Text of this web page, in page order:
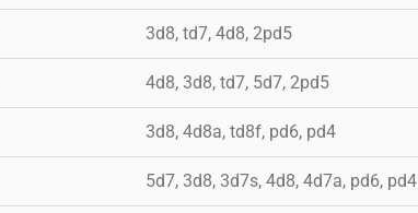
3d8, td7, 4d8, 2pd5
4d8, 3d8, td7, 5d7, 2pd5
3d8, 4d8a, td8f, pd6, pd4
5d7, 3d8, 3d7s, 4d8, 4d7a, pd6, pd4